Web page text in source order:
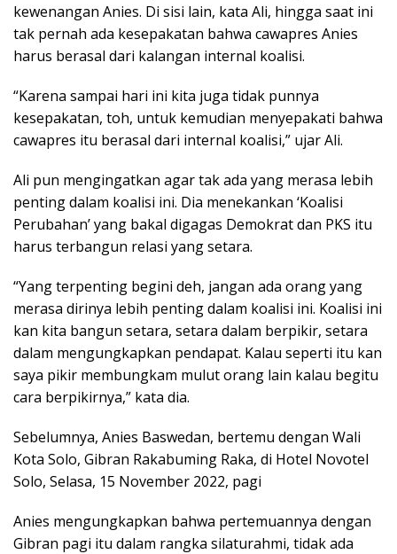
kewenangan Anies. Di sisi lain, kata Ali, hingga saat ini
tak pernah ada kesepakatan bahwa cawapres Anies
harus berasal dari kalangan internal koalisi.
“Karena sampai hari ini kita juga tidak punnya
kesepakatan, toh, untuk kemudian menyepakati bahwa
cawapres itu berasal dari internal koalisi,” ujar Ali.
Ali pun mengingatkan agar tak ada yang merasa lebih
penting dalam koalisi ini. Dia menekankan ‘Koalisi
Perubahan’ yang bakal digagas Demokrat dan PKS itu
harus terbangun relasi yang setara.
“Yang terpenting begini deh, jangan ada orang yang
merasa dirinya lebih penting dalam koalisi ini. Koalisi ini
kan kita bangun setara, setara dalam berpikir, setara
dalam mengungkapkan pendapat. Kalau seperti itu kan
saya pikir membungkam mulut orang lain kalau begitu
cara berpikirnya,” kata dia.
Sebelumnya, Anies Baswedan, bertemu dengan Wali
Kota Solo, Gibran Rakabuming Raka, di Hotel Novotel
Solo, Selasa, 15 November 2022, pagi
Anies mengungkapkan bahwa pertemuannya dengan
Gibran pagi itu dalam rangka silaturahmi, tidak ada